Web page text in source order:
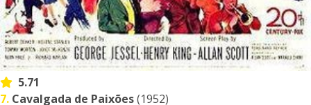
5.71
7. Cavalgada de Paixões(1952)